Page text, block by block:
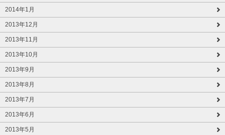
2014年1月
2013年12月
2013年11月
2013年10月
2013年9月
2013年8月
2013年7月
2013年6月
2013年5月